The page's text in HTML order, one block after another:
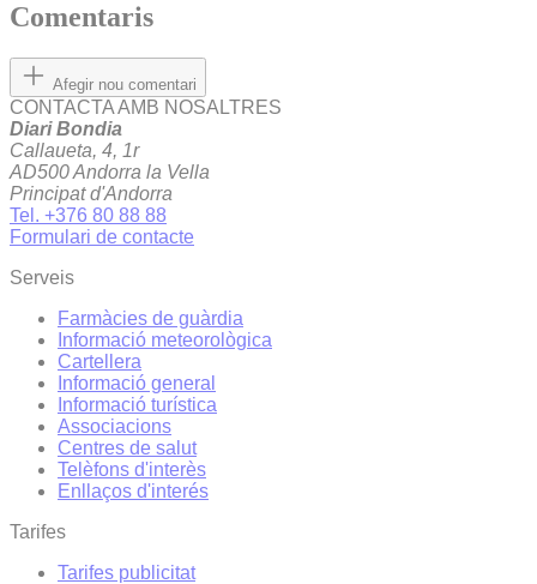
Comentaris
Afegir nou comentari
CONTACTA AMB NOSALTRES
Diari Bondia
Callaueta, 4, 1r
AD500 Andorra la Vella
Principat d'Andorra
Tel. +376 80 88 88
Formulari de contacte
Serveis
Farmàcies de guàrdia
Informació meteorològica
Cartellera
Informació general
Informació turística
Associacions
Centres de salut
Telèfons d'interès
Enllaços d'interés
Tarifes
Tarifes publicitat